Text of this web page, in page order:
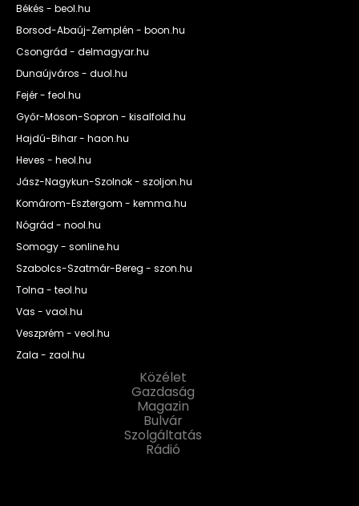
Békés - beol.hu
Borsod-Abaúj-Zemplén - boon.hu
Csongrád - delmagyar.hu
Dunaújváros - duol.hu
Fejér - feol.hu
Győr-Moson-Sopron - kisalfold.hu
Hajdú-Bihar - haon.hu
Heves - heol.hu
Jász-Nagykun-Szolnok - szoljon.hu
Komárom-Esztergom - kemma.hu
Nógrád - nool.hu
Somogy - sonline.hu
Szabolcs-Szatmár-Bereg - szon.hu
Tolna - teol.hu
Vas - vaol.hu
Veszprém - veol.hu
Zala - zaol.hu
Közélet
Gazdaság
Magazin
Bulvár
Szolgáltatás
Rádió